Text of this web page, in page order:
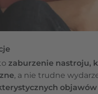
zaburzenie nastroju,
, a nie trudne